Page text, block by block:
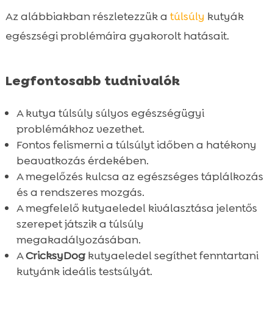
 A CricksyDog kutyaeledel előnyei
 Kutya testtömeg-indexének fontossága

Kutya túlsúly: társadalmi és gazdasági
Hogyan tartsuk fitt formában a kutyánkat?
A gazdi szerepe a kutya egészségében
 Összefoglaló
 FAQ
Az alábbiakban részletezzük a túlsúly kutyák
egészségi problémáira gyakorolt hatásait.
Legfontosabb tudnivalók
A kutya túlsúly súlyos egészségügyi
problémákhoz vezethet.
Fontos felismerni a túlsúlyt időben a hatékony
beavatkozás érdekében.
A megelőzés kulcsa az egészséges táplálkozás
és a rendszeres mozgás.
A megfelelő kutyaeledel kiválasztása jelentős
szerepet játszik a túlsúly
megakadályozásában.
ACricksyDogkutyaeledel segíthet fenntartani
kutyánk ideális testsúlyát.